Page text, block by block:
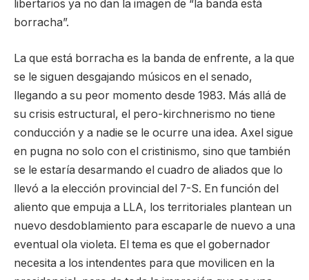
libertarios ya no dan la imagen de “la banda está
borracha”.
La que está borracha es la banda de enfrente, a la que
se le siguen desgajando músicos en el senado,
llegando a su peor momento desde 1983. Más allá de
su crisis estructural, el pero-kirchnerismo no tiene
conducción y a nadie se le ocurre una idea. Axel sigue
en pugna no solo con el cristinismo, sino que también
se le estaría desarmando el cuadro de aliados que lo
llevó a la elección provincial del 7-S. En función del
aliento que empuja a LLA, los territoriales plantean un
nuevo desdoblamiento para escaparle de nuevo a una
eventual ola violeta. El tema es que el gobernador
necesita a los intendentes para que movilicen en la